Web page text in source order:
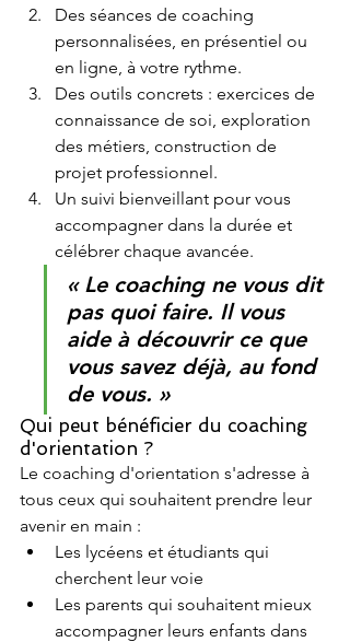
Des séances de coaching
personnalisées, en présentiel ou
en ligne, à votre rythme.
Des outils concrets : exercices de
connaissance de soi, exploration
des métiers, construction de
projet professionnel.
Un suivi bienveillant pour vous
accompagner dans la durée et
célébrer chaque avancée.
« Le coaching ne vous dit
pas quoi faire. Il vous
aide à découvrir ce que
vous savez déjà, au fond
de vous. »
Qui peut bénéficier du coaching
d'orientation ?
Le coaching d'orientation s'adresse à
tous ceux qui souhaitent prendre leur
avenir en main :
Les lycéens et étudiants qui
cherchent leur voie
Les parents qui souhaitent mieux
accompagner leurs enfants dans